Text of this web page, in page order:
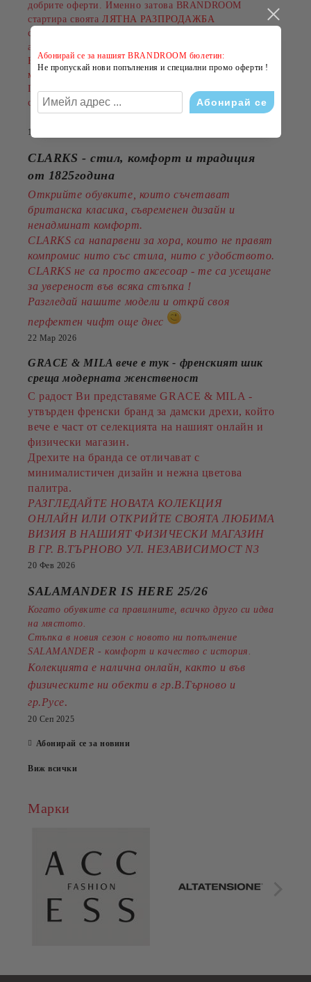
добрите оферти. Именно затова BRANDROOM
стартира своята ЛЯТНА РАЗПРОДАЖБА
с намаления до
аксесоари.
Намаленията важат за разнообразни артикули и
марки, а количествата са ограничени.
Пазарувайте сега и подарете на лятото си повече
стил на по-добра цена!
14 Юли 2026
CLARKS - стил, комфорт и традиция
от 1825година
Открийте обувките, които съчетават
британска класика, съвременен дизайн и
ненадминат комфорт.
CLARKS са напарвени за хора, които не правят
компромис нито със стила, нито с удобството.
CLARKS не са просто аксесоар - те са усещане
за увереност във всяка стъпка !
Разгледай нашите модели и открй своя
перфектен чифт още днес
22 Мар 2026
GRACE & MILA вече е тук - френският шик
среща модерната женственост
С радост Ви представяме GRACE & MILA -
утвърден френски бранд за дамски дрехи, който
вече е част от селекцията на нашият онлайн и
физически магазин.
Дрехите на бранда се отличават с
минималистичен дизайн и нежна цветова
палитра.
РАЗГЛЕДАЙТЕ НОВАТА КОЛЕКЦИЯ
ОНЛАЙН ИЛИ ОТКРИЙТЕ СВОЯТА ЛЮБИМА
ВИЗИЯ В НАШИЯТ ФИЗИЧЕСКИ МАГАЗИН
В ГР. В.ТЪРНОВО УЛ. НЕЗАВИСИМОСТ N3
20 Фев 2026
SALAMANDER IS HERE 25/26
Когато обувките са правилните, всичко друго си идва
на мястото.
Стъпка в новия сезон с новото ни попълнение
SALAMANDER - комфорт и качество с история.
Колекцията е налична онлайн, както и във
физическите ни обекти в гр.В.Търново и
гр.Русе.
20 Сеп 2025
Абонирай се за новини
Виж всички
Марки
Абонирай се за нашият BRANDROOM бюлетин:
Не пропускай нови попълнения и специални промо оферти !